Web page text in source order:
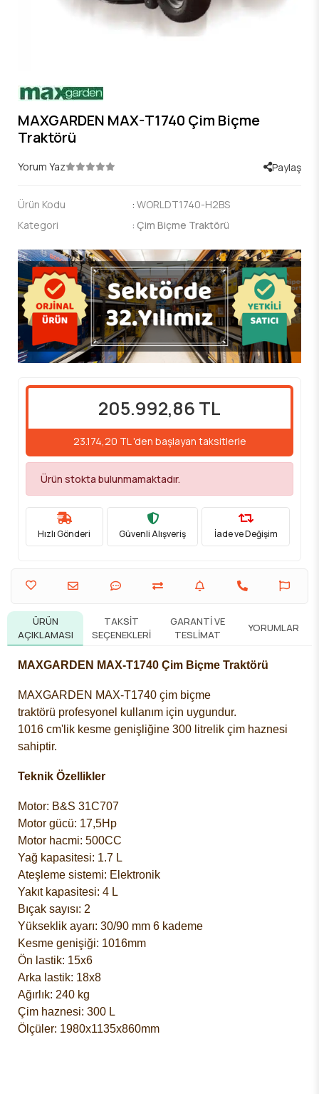
MAXGARDEN MAX-T1740 Çim Biçme
Traktörü
Yorum Yaz Paylaş
Ürün Kodu : WORLDT1740-H2BS
Kategori
: Çim Biçme Traktörü
205.992,86 TL
23.174,20 TL 'den başlayan taksitlerle
Ürün stokta bulunmamaktadır.
Hızlı Gönderi Güvenli Alışveriş İade ve Değişim
ÜRÜN
AÇIKLAMASI
TAKSIT
SEÇENEKLERI
GARANTI VE
TESLIMAT
YORUMLAR
MAXGARDEN MAX-T1740 Çim Biçme Traktörü
MAXGARDEN MAX-T1740 çim biçme
traktörü profesyonel kullanım için uygundur.
1016 cm'lik kesme genişliğine 300 litrelik çim haznesi
sahiptir.
Teknik Özellikler
Motor: B&S 31C707
Motor gücü: 17,5Hp
Motor hacmi: 500CC
Yağ kapasitesi: 1.7 L
Ateşleme sistemi: Elektronik
Yakıt kapasitesi: 4 L
Bıçak sayısı: 2
Yükseklik ayarı: 30/90 mm 6 kademe
Kesme genişiği: 1016mm
Ön lastik: 15x6
Arka lastik: 18x8
Ağırlık: 240 kg
Çim haznesi: 300 L
Ölçüler: 1980x1135x860mm